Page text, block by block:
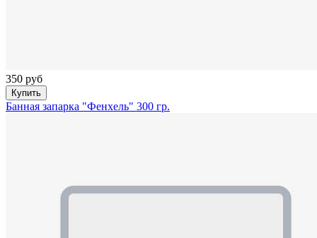
350 руб
Купить
Банная запарка "Фенхель" 300 гр.